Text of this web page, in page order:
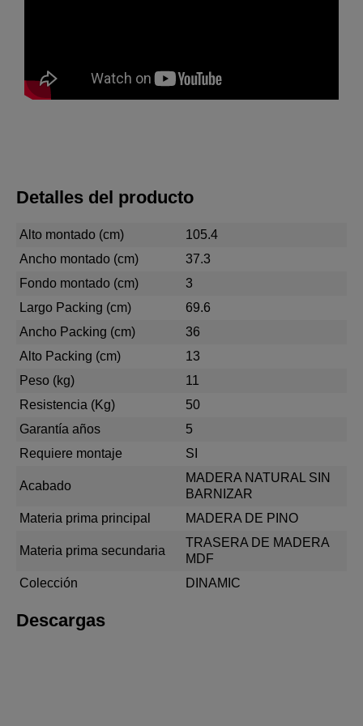
Detalles del producto
Alto montado (cm)
105.4
Ancho montado (cm)
37.3
Fondo montado (cm)
3
Largo Packing (cm)
69.6
Ancho Packing (cm)
36
Alto Packing (cm)
13
Peso (kg)
11
Resistencia (Kg)
50
Garantía años
5
Requiere montaje
SI
Acabado
MADERA NATURAL SIN
BARNIZAR
Materia prima principal
MADERA DE PINO
Materia prima secundaria
TRASERA DE MADERA
MDF
Colección
DINAMIC
Descargas